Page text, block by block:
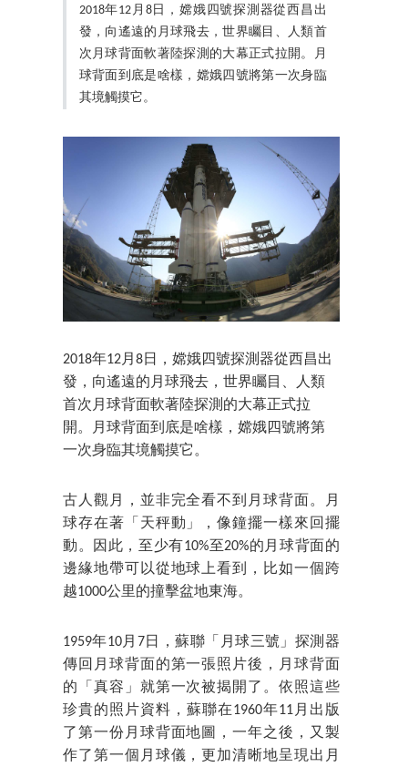
2018年12月8日，嫦娥四號探測器從西昌出
發，向遙遠的月球飛去，世界矚目、人類首
次月球背面軟著陸探測的大幕正式拉開。月
球背面到底是啥樣，嫦娥四號將第一次身臨
其境觸摸它。
2018年12月8日，嫦娥四號探測器從西昌出
發，向遙遠的月球飛去，世界矚目、人類
首次月球背面軟著陸探測的大幕正式拉
開。月球背面到底是啥樣，嫦娥四號將第
一次身臨其境觸摸它。
古人觀月，並非完全看不到月球背面。月
球存在著「天秤動」，像鐘擺一樣來回擺
動。因此，至少有10%至20%的月球背面的
邊緣地帶可以從地球上看到，比如一個跨
越1000公里的撞擊盆地東海。
1959年10月7日，蘇聯「月球三號」探測器
傳回月球背面的第一張照片後，月球背面
的「真容」就第一次被揭開了。依照這些
珍貴的照片資料，蘇聯在1960年11月出版
了第一份月球背面地圖，一年之後，又製
作了第一個月球儀，更加清晰地呈現出月